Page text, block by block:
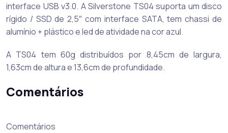
interface USB v3.0. A Silverstone TS04 suporta um disco
rígido / SSD de 2,5″ com interface SATA, tem chassi de
alumínio + plástico e led de atividade na cor azul.
A TS04 tem 60g distribuídos por 8,45cm de largura,
1,63cm de altura e 13,6cm de profundidade.
Comentários
Comentários